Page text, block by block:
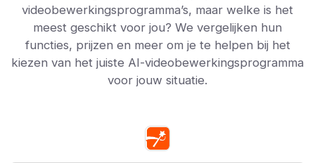
videobewerkingsprogramma’s, maar welke is het
meest geschikt voor jou? We vergelijken hun
functies, prijzen en meer om je te helpen bij het
kiezen van het juiste AI-videobewerkingsprogramma
voor jouw situatie.